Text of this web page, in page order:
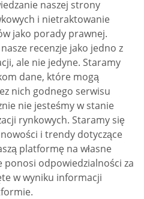
naszej strony
i nietraktowanie
jako porady prawnej.
recenzje jako jedno z
ale nie jedyne. Staramy
dane, które mogą
nich godnego serwisu
nie jesteśmy w stanie
rynkowych. Staramy się
i trendy dotyczące
platformę na własne
ponosi odpowiedzialności za
w wyniku informacji